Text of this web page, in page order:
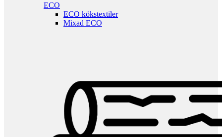
ECO
ECO kökstextiler
Mixad ECO